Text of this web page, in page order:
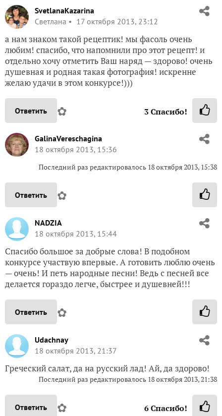
SvetlanaKazarina
Светлана
17 октября 2013, 23:12
а нам знаком такой рецептик! мы фасоль очень
любим! спасибо, что напомнили про этот рецепт! и
отдельно хочу отметить Ваш наряд — здорово! очень
душевная и родная такая фотография! искренне
желаю удачи в этом конкурсе!)))
Ответить ✿ 3Спасибо!
GalinaVereschagina
18 октября 2013, 15:36
Последний раз редактировалось 18 октября 2013, 15:38
Ответить ✿
NADZIA
18 октября 2013, 15:44
Спасибо большое за добрые слова! В подобном
конкурсе участвую впервые. А готовить люблю очень
— очень! И петь народные песни! Ведь с песней все
делается гораздо легче, быстрее и душевней!!!
Ответить ✿
Udachnay
18 октября 2013, 21:37
Греческий салат, да на русский лад! Ай, да здорово!
Последний раз редактировалось 18 октября 2013, 21:38
Ответить ✿ 6Спасибо!